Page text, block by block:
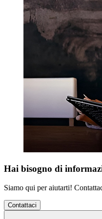
Hai bisogno di
Siamo qui per aiutarti!
Contattaci